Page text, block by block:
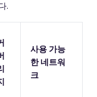
.
사용 가능
한 네트워
크